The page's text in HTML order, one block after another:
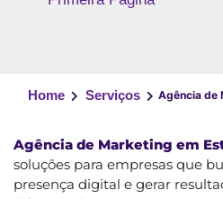
Home Serviços Agência de
Agência de Marketing em
soluções para empresas que
presença digital e gerar